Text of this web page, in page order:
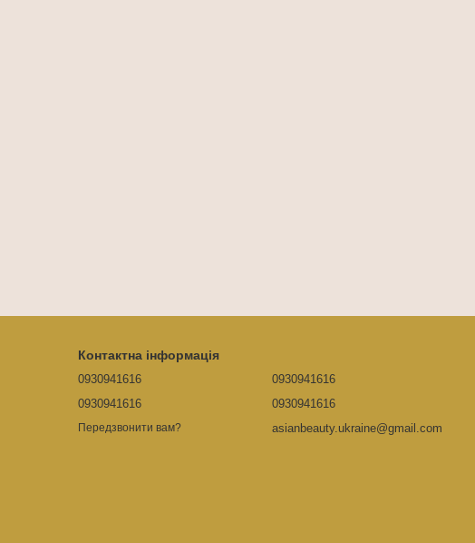
Контактна інформація
0930941616
0930941616
Передзвонити вам?
0930941616
0930941616
asianbeauty.ukraine@gmail.com